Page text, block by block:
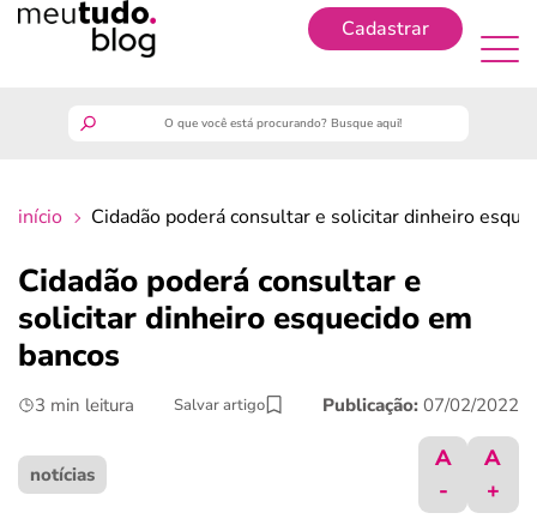
Cadastrar
finanças
benefícios
últimas notícias
início Cidadão poderá consultar e solicitar dinheiro
Cidadão poderá consultar e
solicitar dinheiro esquecido em
bancos
3 min leitura Salvar artigo Publicação: 07/02/2022
notícias
A
-
A
+